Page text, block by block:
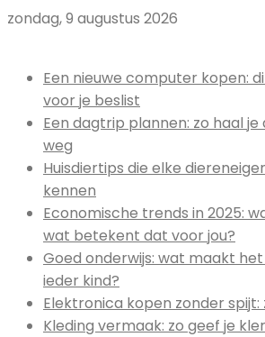
zondag, 9 augustus 2026
Een nieuwe computer kopen:
voor je beslist
Een dagtrip plannen: zo haal je
weg
Huisdiertips die elke
kennen
Economische trends in 2025:
wat betekent dat voor jou?
Goed onderwijs: wat maakt
ieder kind?
Elektronica kopen zonder spijt:
Kleding vermaak: zo geef je